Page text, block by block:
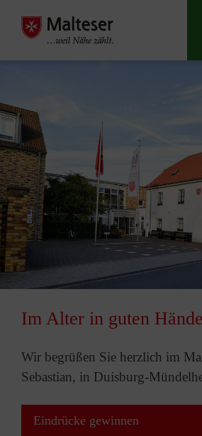
Im Alter in guten
Wir begrüßen Sie herzlich im
Sebastian, in Duisburg-
Eindrücke gewinnen